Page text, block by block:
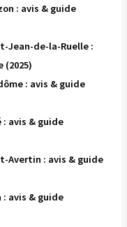
: avis & guide
Jean-de-la-Ruelle :
: avis & guide
: avis & guide
Avertin : avis & guide
: avis & guide